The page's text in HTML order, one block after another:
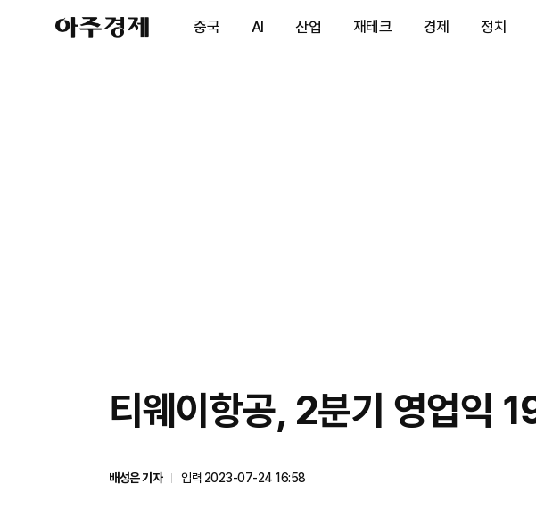
아
주
제
중국 AI 산업 재테크 경제 정치
티웨이항공, 2분기 영업익
배성은 기자
입력 2023-07-24 16:58